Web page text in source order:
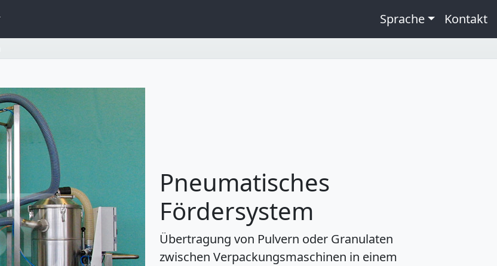
Sprache Kontakt
Pneumatisches
Fördersystem
Übertragung von Pulvern oder Granulaten
zwischen Verpackungsmaschinen in einem